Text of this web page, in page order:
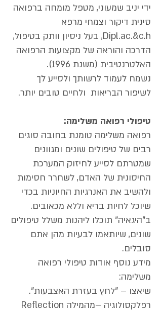
ידי יניב שמעוני, מטפל מומחה ברפואה
סינית דיקור וצמחי מרפא
Dipl.ac.&c.h, בעל ניסיון וותק בטיפול,
הדרכה והוראה של מקצועות הרפואה
האלטרנטיבית (משנת 1996).
נשמח לעמוד לרשותך ולסייע לך
לשיפור הבריאות ולחיים טובים יותר.
טיפולי רפואה משלימה:
רפואה משלימה טומנת בחובה סוגים
רבים של טיפולים שונים ומגוונים
שמטרתם לסייע לחיזוק המערכת
החיסונית של האדם, לשחרר חסימות
ולהשיב את האנרגיות החיוניות בכדי
שיוכל לחיות בריא וללא מכאובים.
ב"היגאיה" תוכלו ליהנות משלל טיפולים
שונים, שיותאמו לבעיות מהן אתם
סובלים.
מידע נוסף אודות טיפולי רפואה
משלימה:
שיאצו – "לחץ בעזרת האצבעות".
רפלקסולוגיה –מהמילה Reflection